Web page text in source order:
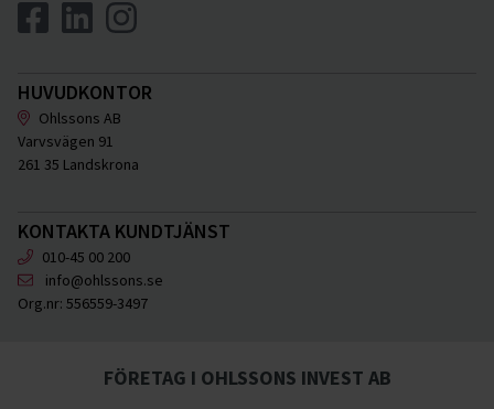
HUVUDKONTOR
Ohlssons AB
Varvsvägen 91
261 35 Landskrona
KONTAKTA KUNDTJÄNST
010-45 00 200
info@ohlssons.se
Org.nr: 556559-3497
FÖRETAG I OHLSSONS INVEST AB